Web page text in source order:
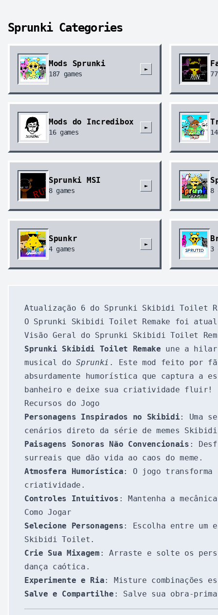
Sprunki Categories
Mods Sprunki
187 games
►
77
Mods do Incredibox
16games
►
14
Sprunki MSI
8games
►
8
Spunkr
4games
►
3
Atualização 6 do Sprunki Skibidi Toilet
O Sprunki Skibidi Toilet Remake foi
Visão Geral do Sprunki Skibidi Toilet
Sprunki Skibidi Toilet Remake une a
musical doSprunki . Este mod feito por
absurdamente humorística que captura a
banheiro e deixe sua criatividade fluir!
Recursos do Jogo
Personagens Inspirados no Skibidi: Uma
cenários direto da série de memes
Paisagens Sonoras Não Convencionais :
surreais que dão vida ao caos do meme.
Atmosfera Humorística: O jogo transforma
criatividade.
Controles Intuitivos : Mantenha a
Como Jogar
Selecione Personagens: Escolha entre um
Skibidi Toilet.
Crie Sua Mixagem : Arraste e solte os
dança caótica.
Experimente e Ria: Misture combinações
Salve e Compartilhe : Salve sua obra-